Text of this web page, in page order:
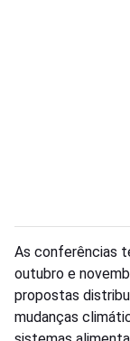
As conferências
outubro e
propostas
mudanças